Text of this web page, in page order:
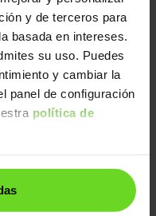
y de terceros para
basada en intereses.
su uso. Puedes
y cambiar la
panel de configuración
política de
20.990€
16.790€
Desde260€ /mes